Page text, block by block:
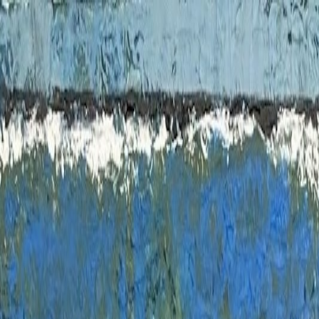
Accueil ParcoursPortfolioExpos / Médias Blog Contact Galerie Virtuelle
FR